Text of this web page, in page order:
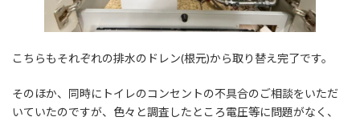
こちらもそれぞれの排水のドレン(根元)から取り替え完了です。
そのほか、同時にトイレのコンセントの不具合のご相談をいただ
いていたのですが、色々と調査したところ電圧等に問題がなく、